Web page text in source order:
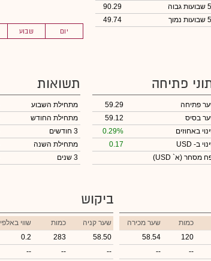
יום שבוע
גבוה
90.29
נמוך
49.74
פתיחה
פתיחה
59.29
בסיס
59.12
באחוזים
0.29%
ב- USD
0.17
מסחר (א` USD)
תשואות
מתחילת השבוע
מתחילת החודש
3 חודשים
מתחילת השנה
3 שנים
כמות
שער מכירה
120
58.54
--
--
ביקוש
שער קניה כמות ₪ שווי באלפי
58.50
283
0.2
--
--
--